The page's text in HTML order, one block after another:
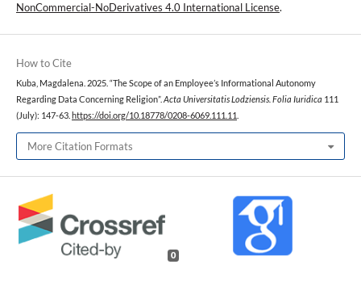
NonCommercial-NoDerivatives 4.0 International License.
How to Cite
Kuba, Magdalena. 2025. “The Scope of an Employee’s Informational Autonomy
Regarding Data Concerning Religion”.Acta Universitatis Lodziensis. Folia Iuridica 111
(July): 147-63. https://doi.org/10.18778/0208-6069.111.11.
More Citation Formats
0